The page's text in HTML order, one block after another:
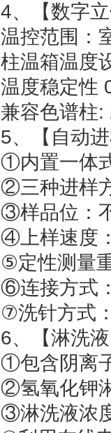
4、【数字
温控范围
柱温箱温
温度稳
兼容色谱柱:
5、【自动
①内置一体
②三种进样
③样品位：
④上样速度
⑤定性测量
⑥连接方式
⑦洗针方式
6、【淋洗
①包含阴离
②氢氧化钾
③淋洗液浓